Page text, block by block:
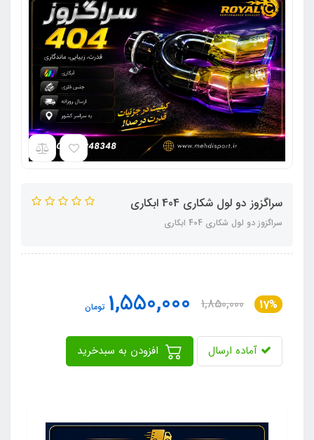
سراگزوز دو لول شکاری 404 ابکاری
سراگزوز دو لول شکاری 404 ابکاری
17%
1,850,000
1,550,000 تومان
آماده ارسال